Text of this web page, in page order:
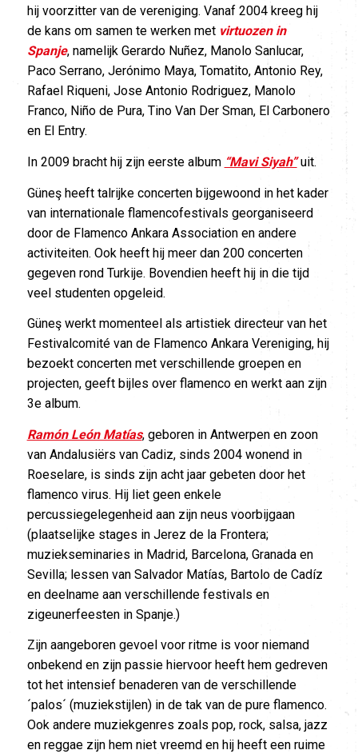
hij voorzitter van de vereniging. Vanaf 2004 kreeg hij
de kans om samen te werken met virtuozen in
Spanje, namelijk Gerardo Nuñez, Manolo Sanlucar,
Paco Serrano, Jerónimo Maya, Tomatito, Antonio Rey,
Rafael Riqueni, Jose Antonio Rodriguez, Manolo
Franco, Niño de Pura, Tino Van Der Sman, El Carbonero
en El Entry.
In 2009 bracht hij zijn eerste album “Mavi Siyah”uit.
Güneş heeft talrijke concerten bijgewoond in het kader
van internationale flamencofestivals georganiseerd
door de Flamenco Ankara Association en andere
activiteiten. Ook heeft hij meer dan 200 concerten
gegeven rond Turkije. Bovendien heeft hij in die tijd
veel studenten opgeleid.
Güneş werkt momenteel als artistiek directeur van het
Festivalcomité van de Flamenco Ankara Vereniging, hij
bezoekt concerten met verschillende groepen en
projecten, geeft bijles over flamenco en werkt aan zijn
3e album.
Ramón León Matías, geboren in Antwerpen en zoon
van Andalusiërs van Cadiz, sinds 2004 wonend in
Roeselare, is sinds zijn acht jaar gebeten door het
flamenco virus. Hij liet geen enkele
percussiegelegenheid aan zijn neus voorbijgaan
(plaatselijke stages in Jerez de la Frontera;
muziekseminaries in Madrid, Barcelona, Granada en
Sevilla; lessen van Salvador Matías, Bartolo de Cadíz
en deelname aan verschillende festivals en
zigeunerfeesten in Spanje.)
Zijn aangeboren gevoel voor ritme is voor niemand
onbekend en zijn passie hiervoor heeft hem gedreven
tot het intensief benaderen van de verschillende
´palos´ (muziekstijlen) in de tak van de pure flamenco.
Ook andere muziekgenres zoals pop, rock, salsa, jazz
en reggae zijn hem niet vreemd en hij heeft een ruime